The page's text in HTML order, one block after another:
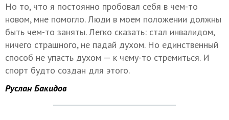
Но то, что я постоянно пробовал себя в чем-то
новом, мне помогло. Люди в моем положении должны
быть чем-то заняты. Легко сказать: стал инвалидом,
ничего страшного, не падай духом. Но единственный
способ не упасть духом — к чему-то стремиться. И
спорт будто создан для этого.
Руслан Бакидов